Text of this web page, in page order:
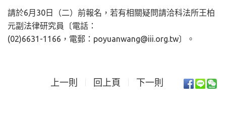
請於6月30日（二）前報名，若有相關疑問請洽科法所王柏
元副法律研究員〔電話：
(02)6631-1166，電郵：poyuanwang@iii.org.tw〕。
上一則 回上頁 下一則